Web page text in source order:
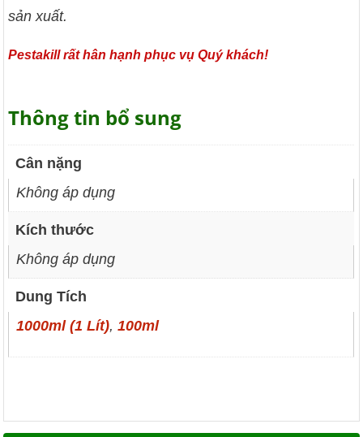
sản xuất.
Pestakill rất hân hạnh phục vụ Quý khách!
Thông tin bổ sung
Cân nặng
Không áp dụng
Kích thước
Không áp dụng
Dung Tích
1000ml (1 Lít),100ml